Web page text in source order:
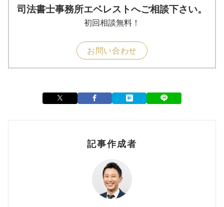
司法書士事務所エベレストへご相談下さい。
初回相談無料！
お問い合わせ
記事作成者